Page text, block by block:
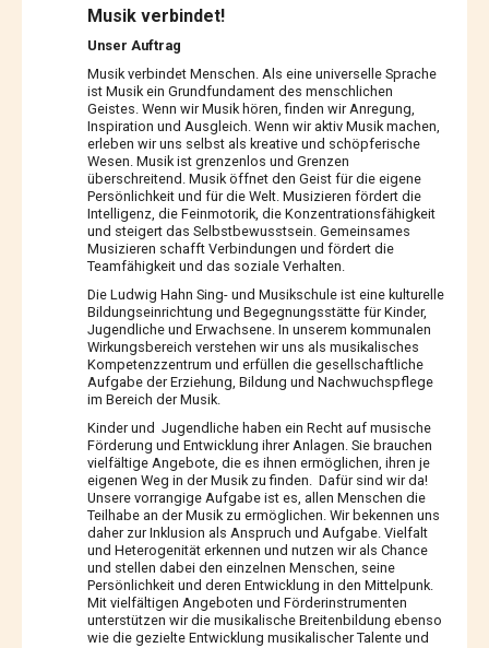
Musik verbindet!
Unser Auftrag
Musik verbindet Menschen. Als eine universelle Sprache
ist Musik ein Grundfundament des menschlichen
Geistes. Wenn wir Musik hören, finden wir Anregung,
Inspiration und Ausgleich. Wenn wir aktiv Musik machen,
erleben wir uns selbst als kreative und schöpferische
Wesen. Musik ist grenzenlos und Grenzen
überschreitend. Musik öffnet den Geist für die eigene
Persönlichkeit und für die Welt. Musizieren fördert die
Intelligenz, die Feinmotorik, die Konzentrationsfähigkeit
und steigert das Selbstbewusstsein. Gemeinsames
Musizieren schafft Verbindungen und fördert die
Teamfähigkeit und das soziale Verhalten.
Die Ludwig Hahn Sing- und Musikschule ist eine kulturelle
Bildungseinrichtung und Begegnungsstätte für Kinder,
Jugendliche und Erwachsene. In unserem kommunalen
Wirkungsbereich verstehen wir uns als musikalisches
Kompetenzzentrum und erfüllen die gesellschaftliche
Aufgabe der Erziehung, Bildung und Nachwuchspflege
im Bereich der Musik.
Kinder und Jugendliche haben ein Recht auf musische
Förderung und Entwicklung ihrer Anlagen. Sie brauchen
vielfältige Angebote, die es ihnen ermöglichen, ihren je
eigenen Weg in der Musik zu finden. Dafür sind wir da!
Unsere vorrangige Aufgabe ist es, allen Menschen die
Teilhabe an der Musik zu ermöglichen. Wir bekennen uns
daher zur Inklusion als Anspruch und Aufgabe. Vielfalt
und Heterogenität erkennen und nutzen wir als Chance
und stellen dabei den einzelnen Menschen, seine
Persönlichkeit und deren Entwicklung in den Mittelpunk.
Mit vielfältigen Angeboten und Förderinstrumenten
unterstützen wir die musikalische Breitenbildung ebenso
wie die gezielte Entwicklung musikalischer Talente und